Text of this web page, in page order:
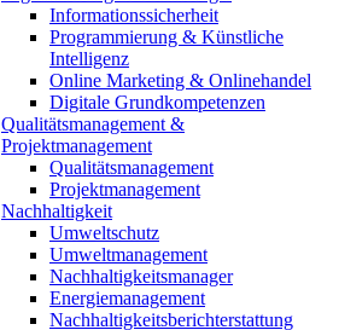
Informationssicherheit
Programmierung & Künstliche
Intelligenz
Online Marketing & Onlinehandel
Digitale Grundkompetenzen
Qualitätsmanagement &
Projektmanagement
Qualitätsmanagement
Projektmanagement
Nachhaltigkeit
Umweltschutz
Umweltmanagement
Nachhaltigkeitsmanager
Energiemanagement
Nachhaltigkeitsberichterstattung